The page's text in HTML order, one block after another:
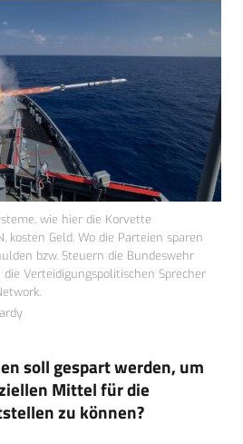
wie hier die Korvette
kosten Geld. Wo die Parteien sparen
bzw. Steuern die Bundeswehr
Verteidigungspolitischen Sprecher
soll gespart werden, um
Mittel für die
zu können?